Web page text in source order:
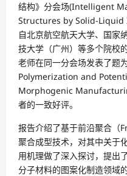
结构》分会场(Intelligent
Structures by Solid-Liquid
自北京航空航天大学、国家
技大学（广州）等多个院校
老师在同一分会场发表了
Polymerization and
Morphogenic
者的一致好评。
报告介绍了基于前沿聚合
聚合成型技术，对其中关于
用机理做了深入探讨，提出
分子材料的图案化制造领域